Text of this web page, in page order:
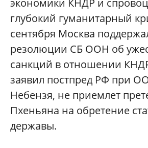
экономики КНДР и
глубокий гуманитарный
сентября Москва
резолюции СБ ООН об
санкций в отношении
заявил постпред РФ при
Небензя, не приемлет
Пхеньяна на обретение
державы.